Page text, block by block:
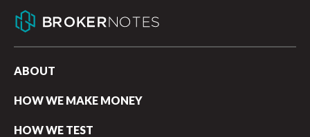
ABOUT
HOW WE MAKE MONEY
HOW WE TEST